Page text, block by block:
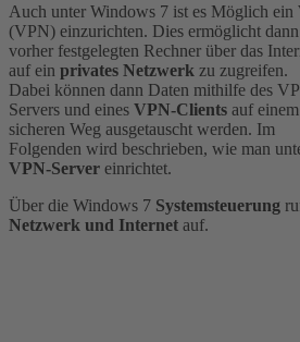
Auch unter Windows 7 ist es Möglich ein
(VPN) einzurichten. Dies ermöglicht dann
vorher festgelegten Rechner über das
auf ein privates Netzwerk zu zugreifen.
Dabei können dann Daten mithilfe des
Servers und eines VPN-Clients auf einem
sicheren Weg ausgetauscht werden. Im
Folgenden wird beschrieben, wie man
VPN-Server einrichtet.
Über die Windows 7 Systemsteuerung
Netzwerk und Internet auf.